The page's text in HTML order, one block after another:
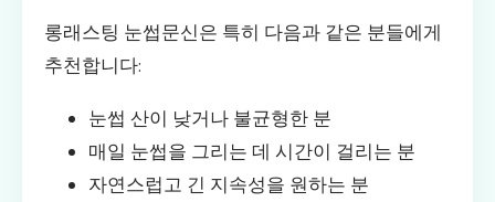
롱래스팅 눈썹문신은 특히 다음과 같은 분들에게
추천합니다:
눈썹 산이 낮거나 불균형한 분
매일 눈썹을 그리는 데 시간이 걸리는 분
자연스럽고 긴 지속성을 원하는 분